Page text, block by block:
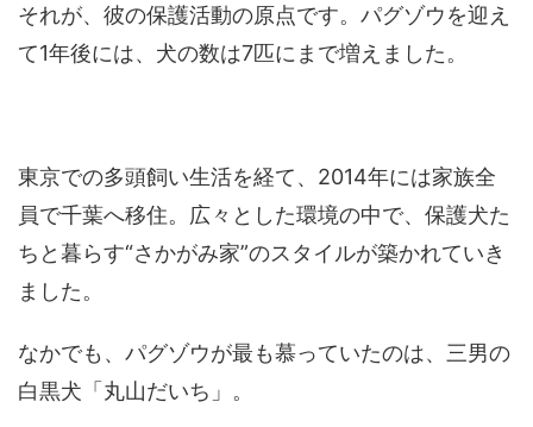
それが、彼の保護活動の原点です。パグゾウを迎え
て1年後には、犬の数は7匹にまで増えました。
東京での多頭飼い生活を経て、2014年には家族全
員で千葉へ移住。広々とした環境の中で、保護犬た
ちと暮らす“さかがみ家”のスタイルが築かれていき
ました。
なかでも、パグゾウが最も慕っていたのは、三男の
白黒犬「丸山だいち」。